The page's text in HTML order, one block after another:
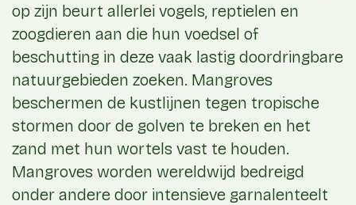
op zijn beurt allerlei vogels, reptielen en
zoogdieren aan die hun voedsel of
beschutting in deze vaak lastig doordringbare
natuurgebieden zoeken. Mangroves
beschermen de kustlijnen tegen tropische
stormen door de golven te breken en het
zand met hun wortels vast te houden.
Mangroves worden wereldwijd bedreigd
onder andere door intensieve garnalenteelt